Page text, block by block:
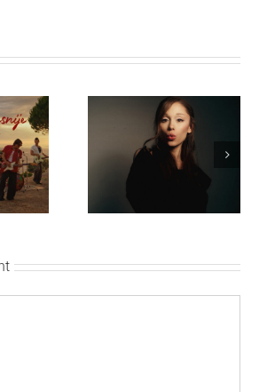
Ariana Grande objavila
osmi studijski album